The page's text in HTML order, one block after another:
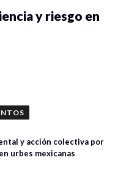
y riesgo en
y acción colectiva por
urbes mexicanas